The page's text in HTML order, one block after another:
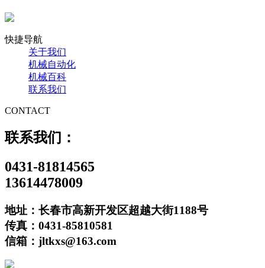
快捷导航
关于我们
机械自动化
机械百科
联系我们
CONTACT
联系我们：
0431-81814565
13614478009
地址：长春市高新开发区超越大街1188号
传真：0431-85810581
信箱：jltkxs@163.com